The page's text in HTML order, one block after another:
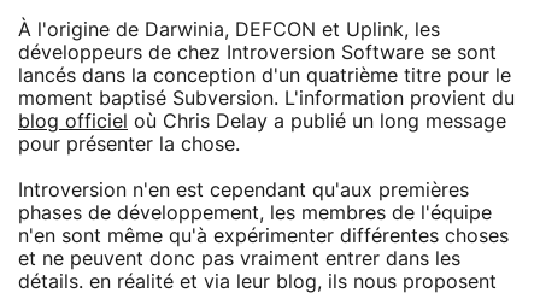
À l'origine de Darwinia, DEFCON et Uplink, les
développeurs de chez Introversion Software se sont
lancés dans la conception d'un quatrième titre pour le
moment baptisé Subversion. L'information provient du
blog officiel où Chris Delay a publié un long message
pour présenter la chose.
Introversion n'en est cependant qu'aux premières
phases de développement, les membres de l'équipe
n'en sont même qu'à expérimenter différentes choses
et ne peuvent donc pas vraiment entrer dans les
détails. en réalité et via leur blog, ils nous proposent